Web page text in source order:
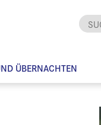
ÜBERNACHTEN